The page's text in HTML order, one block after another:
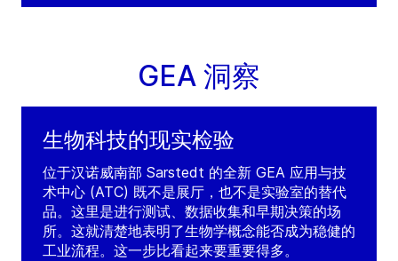
GEA 洞察
生物科技的现实检验
位于汉诺威南部 Sarstedt 的全新 GEA 应用与技
术中心 (ATC) 既不是展厅，也不是实验室的替代
品。这里是进行测试、数据收集和早期决策的场
所。这就清楚地表明了生物学概念能否成为稳健的
工业流程。这一步比看起来要重要得多。